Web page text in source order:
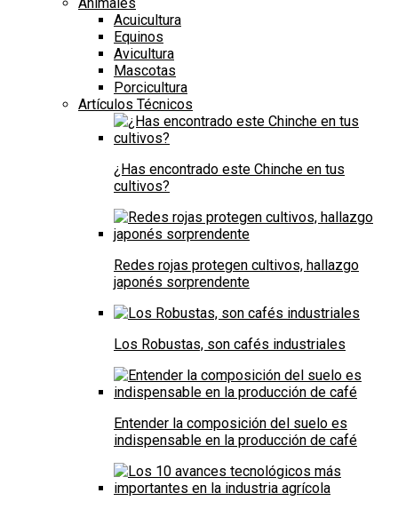
Acuicultura
Equinos
Avicultura
Mascotas
Porcicultura
Artículos Técnicos
¿Has encontrado este Chinche en tus
cultivos?
Redes rojas protegen cultivos, hallazgo
japonés sorprendente
Los Robustas, son cafés industriales
Entender la composición del suelo es
indispensable en la producción de café